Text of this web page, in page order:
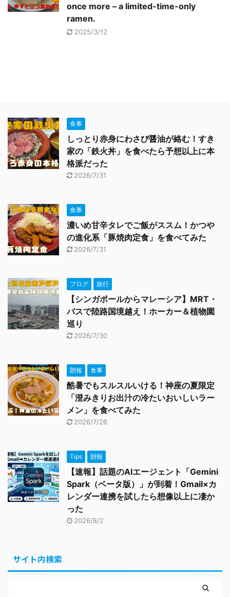
once more – a limited-time-only
ramen.
2025/3/12
食事
しっとり赤身にわさび醤油が絡む！すき
家の「鉄火丼」を食べたら予想以上に本
格派だった
2026/7/31
食事
濃いめ甘辛タレでご飯がススム！かつや
の進化系「豚焼肉定食」を食べてみた
2026/7/31
ブログ 旅行
【シンガポールからマレーシア】MRT・
バスで陸路国境越え！ホーカー＆植物園
巡り
2026/7/30
朗報 食事
酷暑でもスルスルいける！神座の夏限定
「澄みきりお出汁の冷たいおいしいラー
メン」を食べてみた
2026/7/26
Tips 朗報
【速報】話題のAIエージェント「Gemini
Spark（ベータ版）」が到着！Gmail×カ
レンダー連携を試したら想像以上に凄か
った
2026/8/2
サイト内検索